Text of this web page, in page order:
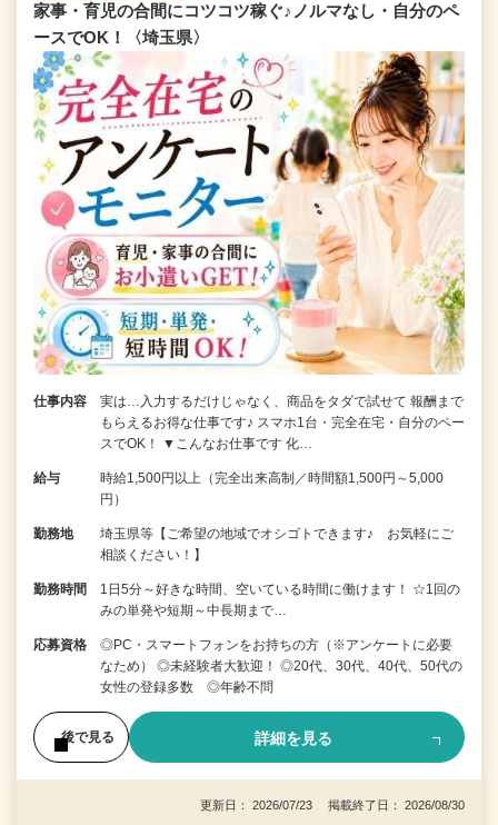
家事・育児の合間にコツコツ稼ぐ♪ノルマなし・自分のペ
ースでOK！〈埼玉県〉
仕事内容
実は…入力するだけじゃなく、商品をタダで試せて 報酬まで
もらえるお得な仕事です♪ スマホ1台・完全在宅・自分のペー
スでOK！ ▼こんなお仕事です 化…
給与
時給1,500円以上（完全出来高制／時間額1,500円～5,000
円）
勤務地
埼玉県等【ご希望の地域でオシゴトできます♪ お気軽にご
相談ください！】
勤務時間
1日5分～好きな時間、空いている時間に働けます！ ☆1回の
みの単発や短期～中長期まで…
応募資格
◎PC・スマートフォンをお持ちの方（※アンケートに必要
なため） ◎未経験者大歓迎！ ◎20代、30代、40代、50代の
女性の登録多数 ◎年齢不問
後で見る 詳細を見る
更新日： 2026/07/23 掲載終了日： 2026/08/30